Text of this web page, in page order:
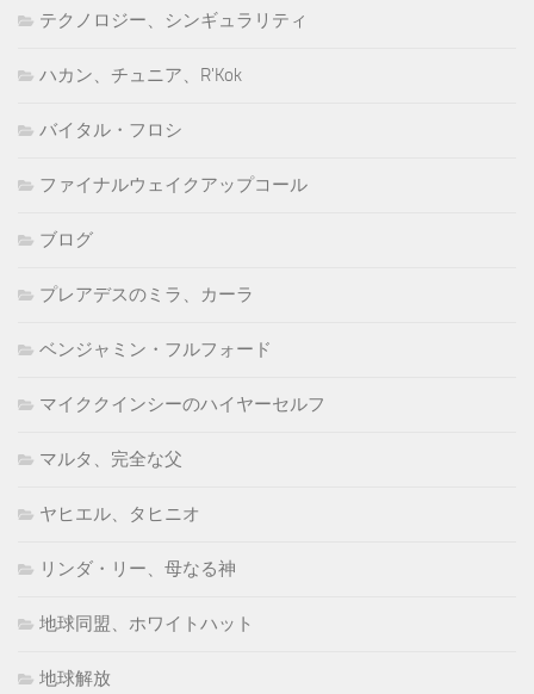
テクノロジー、シンギュラリティ
ハカン、チュニア、R'Kok
バイタル・フロシ
ファイナルウェイクアップコール
ブログ
プレアデスのミラ、カーラ
ベンジャミン・フルフォード
マイククインシーのハイヤーセルフ
マルタ、完全な父
ヤヒエル、タヒニオ
リンダ・リー、母なる神
地球同盟、ホワイトハット
地球解放